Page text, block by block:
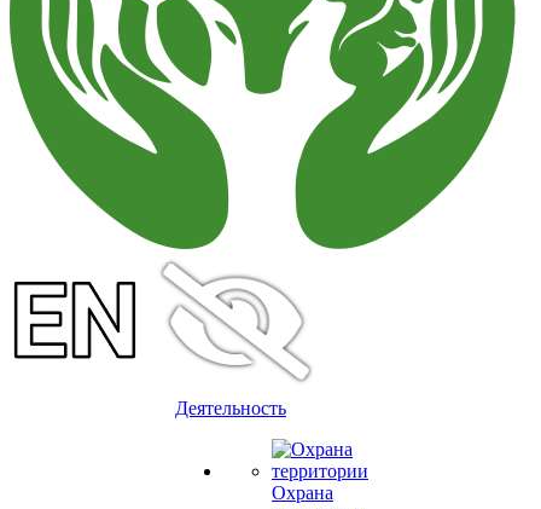
Деятельность
Охрана